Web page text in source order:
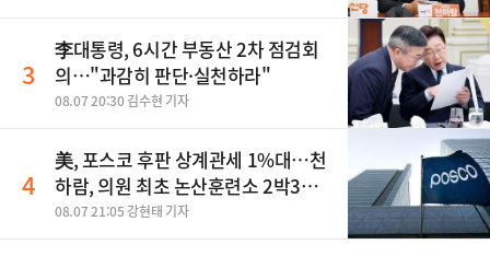
3
李대통령, 6시간 부동산 2차 점검회
의…"과감히 판단·실천하라"
08.07 20:30 김수현 기자
4
美, 포스코 후판 상계관세 1%대…천
하람, 의원 최초 논산훈련소 2박3일
'입소'
08.07 21:05 강현태 기자